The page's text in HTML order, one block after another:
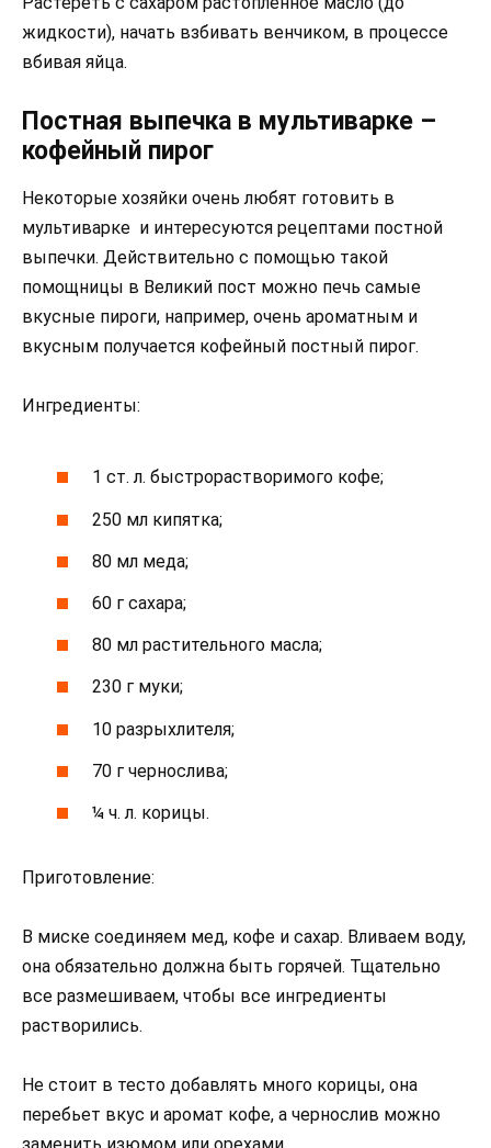
жидкости), начать взбивать венчиком, в процессе
вбивая яйца.
Постная выпечка в мультиварке –
кофейный пирог
Некоторые хозяйки очень любят готовить в
мультиварке и интересуются рецептами постной
выпечки. Действительно с помощью такой
помощницы в Великий пост можно печь самые
вкусные пироги, например, очень ароматным и
вкусным получается кофейный постный пирог.
Ингредиенты:
1 ст. л. быстрорастворимого кофе;
250 мл кипятка;
80 мл меда;
60 г сахара;
80 мл растительного масла;
230 г муки;
10 разрыхлителя;
70 г чернослива;
¼ ч. л. корицы.
Приготовление:
В миске соединяем мед, кофе и сахар. Вливаем воду,
она обязательно должна быть горячей. Тщательно
все размешиваем, чтобы все ингредиенты
растворились.
Не стоит в тесто добавлять много корицы, она
перебьет вкус и аромат кофе, а чернослив можно